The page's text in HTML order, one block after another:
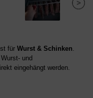
für Wurst & Schinken
und
eingehängt werden.